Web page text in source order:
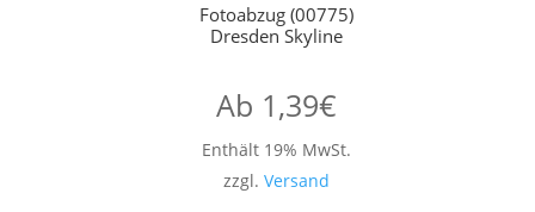
Fotoabzug (00775)
Dresden Skyline
Ab 1,39€
Enthält 19% MwSt.
zzgl. Versand